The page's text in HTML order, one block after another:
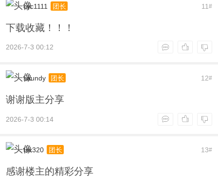
11#
cyc1111 团长
下载收藏！！！
2026-7-3 00:12
12#
saundy 团长
谢谢版主分享
2026-7-3 00:14
13#
tsx320 团长
感谢楼主的精彩分享